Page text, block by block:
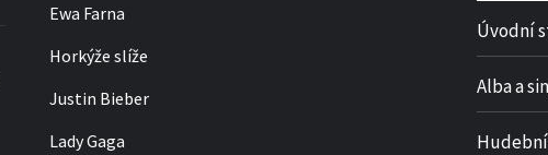
Ewa Farna
Horkýže slíže
Justin Bieber
Lady Gaga
Úvodní
Alba a